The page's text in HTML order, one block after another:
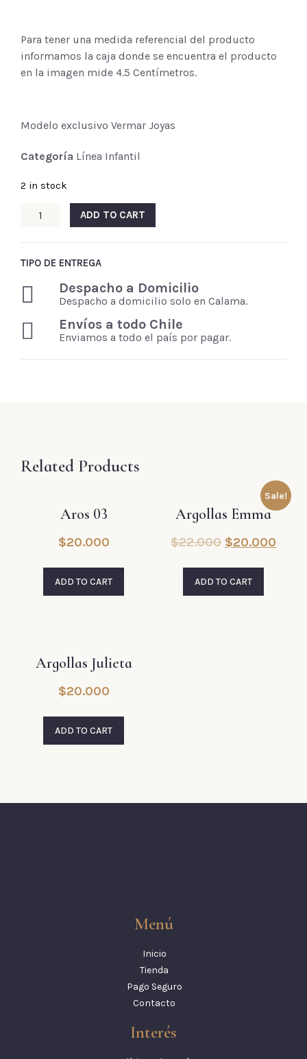
Para tener una medida referencial del producto
informamos la caja donde se encuentra el producto
en la imagen mide 4.5 Centímetros.
Modelo exclusivo Vermar Joyas
Categoría Línea Infantil
2 in stock
ADD TO CART
TIPO DE ENTREGA
Despacho a Domicilio
Despacho a domicilio solo en Calama.
Envíos a todo Chile
Enviamos a todo el país por pagar.
Related Products
Aros 03
$20.000
ADD TO CART
Sale!
Argollas Emma
$22.000 $20.000
ADD TO CART
Argollas Julieta
$20.000
ADD TO CART
Menú
Inicio
Tienda
Pago Seguro
Contacto
Interés